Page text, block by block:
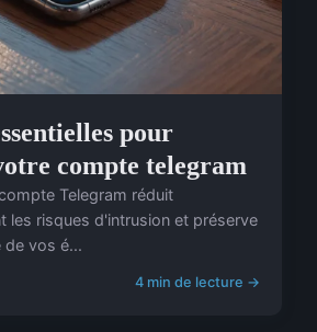
pour
compte telegram
Telegram réduit
les risques d'intrusion et préserve
de vos é...
4 min de lecture →